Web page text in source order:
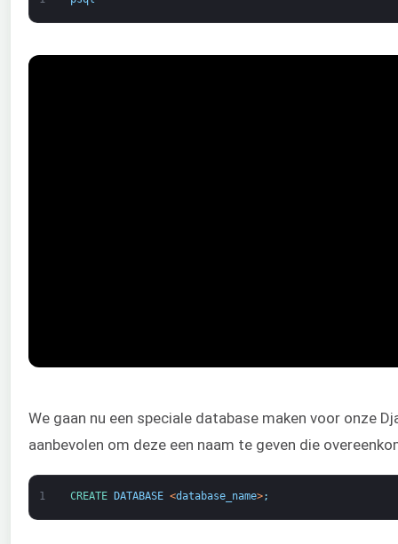
We gaan nu een speciale database maken voor onze
aanbevolen om deze een naam te geven die
1 CREATE DATABASE <database_name>;